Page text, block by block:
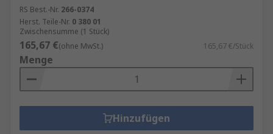
RS Best.-Nr. 266-0374
Herst. Teile-Nr. 0 380 01
Zwischensumme (1 Stück)
165,67 €(ohne MwSt.) 165,67 €/Stück
Menge
Hinzufügen